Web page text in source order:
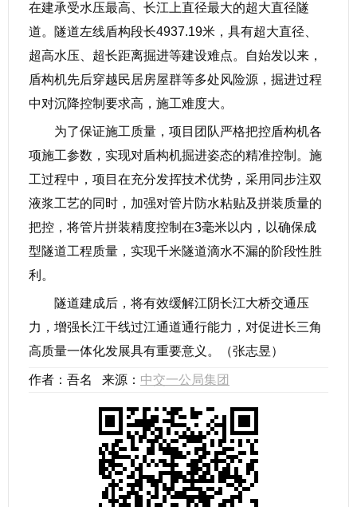
在建承受水压最高、长江上直径最大的超大直径隧
道。 隧道左线盾构段长4937.19米，具有超大直径、
超高水压、超长距离掘进等建设难点。自始发以来，
盾构机先后穿越民居房屋群等多处风险源，掘进过程
中对沉降控制要求高，施工难度大。
为了保证施工质量，项目团队严格把控盾构机各
项施工参数，实现对盾构机掘进姿态的精准控制。施
工过程中，项目在充分发挥技术优势，采用同步注双
液浆工艺的同时，加强对管片防水粘贴及拼装质量的
把控，将管片拼装精度控制在3毫米以内，以确保成
型隧道工程质量，实现千米隧道滴水不漏的阶段性胜
利。
隧道建成后，将有效缓解江阴长江大桥交通压
力，增强长江干线过江通道通行能力，对促进长三角
高质量一体化发展具有重要意义。（张志昱）
作者：吾名 来源： 中交一公局集团